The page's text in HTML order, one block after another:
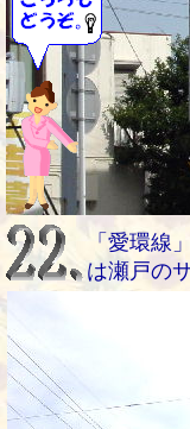
「愛環線
は瀬戸の